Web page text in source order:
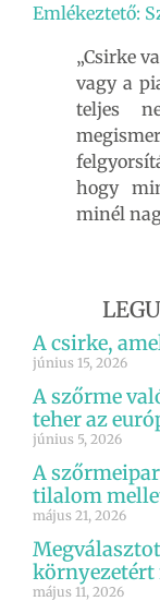
Emlékeztető:
„Csirke
vagy a
teljes
hogy
minél
A csirke,
június 15, 2026
A szőrme
teher az
június 5, 2026
A
tilalom
május 21, 2026
május 11, 2026